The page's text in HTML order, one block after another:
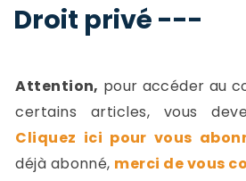
Droit privé ---
Attention, pour accéder au
certains articles, vous
Cliquez ici pour vous
déjà abonné, merci de vous